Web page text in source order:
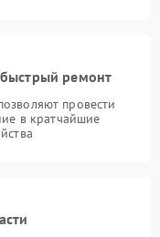
быстрый ремонт
провести
в кратчайшие